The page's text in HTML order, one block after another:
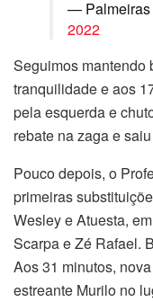
— Palmeiras
2022
Seguimos mantendo
tranquilidade e aos
pela esquerda e
rebate na zaga e
Pouco depois, o
primeiras
Wesley e Atuesta,
Scarpa e Zé Rafael.
Aos 31 minutos,
estreante Murilo no